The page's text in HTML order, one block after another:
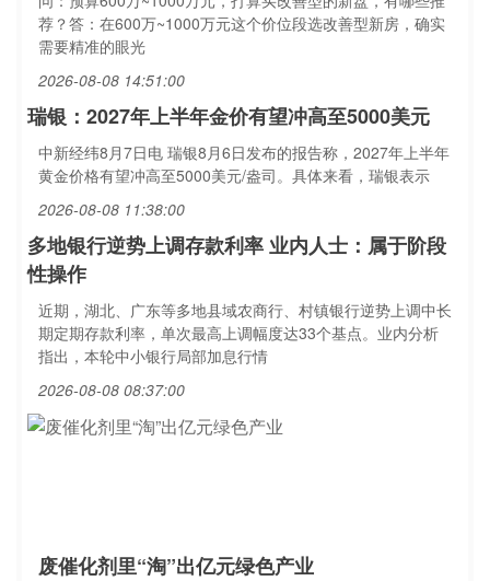
荐？答：在600万~1000万元这个价位段选改善型新房，确实
需要精准的眼光
2026-08-08 14:51:00
瑞银：2027年上半年金价有望冲高至5000美元
中新经纬8月7日电 瑞银8月6日发布的报告称，2027年上半年
黄金价格有望冲高至5000美元/盎司。具体来看，瑞银表示
2026-08-08 11:38:00
多地银行逆势上调存款利率 业内人士：属于阶段
性操作
近期，湖北、广东等多地县域农商行、村镇银行逆势上调中长
期定期存款利率，单次最高上调幅度达33个基点。业内分析
指出，本轮中小银行局部加息行情
2026-08-08 08:37:00
废催化剂里“淘”出亿元绿色产业